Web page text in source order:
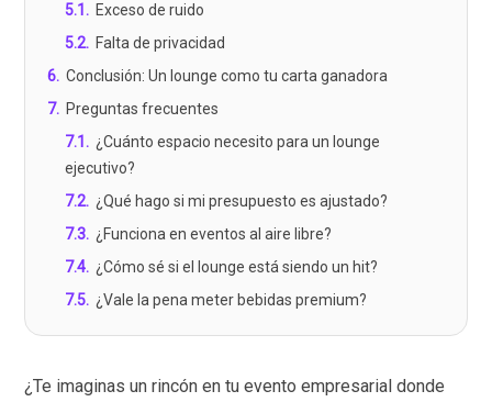
5.1 . Exceso de ruido
5.2. Falta de privacidad
6. Conclusión: Un lounge como tu carta ganadora
7. Preguntas frecuentes
7.1 . ¿Cuánto espacio necesito para un lounge
ejecutivo?
7.2. ¿Qué hago si mi presupuesto es ajustado?
7.3. ¿Funciona en eventos al aire libre?
7.4. ¿Cómo sé si el lounge está siendo un hit?
7.5. ¿Vale la pena meter bebidas premium?
¿Te imaginas un rincón en tu evento empresarial donde